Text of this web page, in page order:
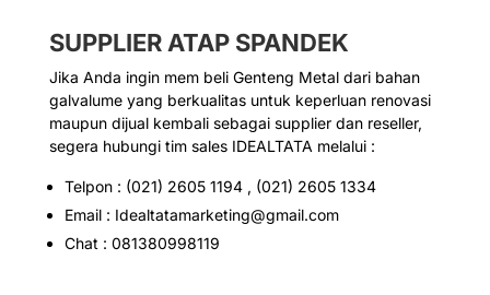
SUPPLIER ATAP SPANDEK
Jika Anda ingin mem beli Genteng Metal dari bahan
galvalume yang berkualitas untuk keperluan renovasi
maupun dijual kembali sebagai supplier dan reseller,
segera hubungi tim sales IDEALTATA melalui :
Telpon : (021) 2605 1194 , (021) 2605 1334
Email : Idealtatamarketing@gmail.com
Chat : 081380998119